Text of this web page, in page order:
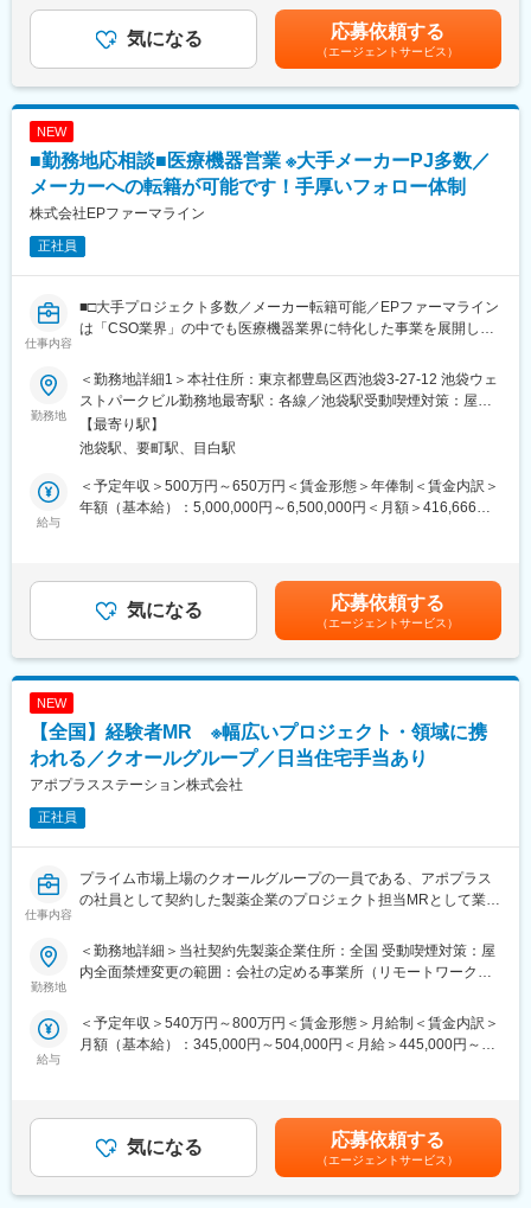
変更の範囲：会社の定める業務
■充実したサポート体制：
配属後は担当マネージャーが丁寧に支援します。日々の仕事の悩
みや、キャリア形成の相談等、伴走者として活躍をサポートしま
す。また知識・スキルレベルを上げるために様々な研修をご用意
しています。
■エリアを跨ぐ転勤なし：
初任地希望だけでなく、エリアを跨いでの転勤はございません。
2ndプロジェクト以降も希望や適性に応じて、アサインを検討い
たします。
■明確な評価制度：
また、在籍年数が増えると永年勤続報奨金や四半期一時金などの
手当もアップします。つまり、やりがいや努力がきちんと報われ
【キャリアパス】
入社後は希望や経験に応じたプロジェクトに配属します。メーカ
ーからオファーを受けた場合、メーカーに転籍することも可能で
す。オファーや延長依頼があったとしても、別のプロジェクトに
談を通じて、その時々に応じたプロジェクトを提示するなどフレ
キシブルにキャリアが形成できます。その他、本社部門（マネー
【業務内容】
大手製薬会社などを中心としたクライアントのプロジェクトへの
配属です。担当エリアの医療機関（開業医、病院）を訪問して、
医師、薬剤師に課題解決するための医薬品情報を提供、副作用情
■新薬のプロモーション
■長期収載品の市場拡大
■ジェネリック医薬品のプロモーション
※プロジェクトの状況によっては、選考保留（ご紹介できるプロジ
変更の範囲：会社の定める業務
支給）※ただし支給条件があります賃金はあくまでも目安の金額で
あり、選考を通じて上下する可能性があります。月給(月額)は固定
手当を含めた表記です。
気になる 応募依頼する
（エージェントサービス）
NEW
■勤務地応相談■医療機器営業 ※大手メーカーPJ多数／
メーカーへの転籍が可能です！手厚いフォロー体制
株式会社EPファーマライン
正社員
仕事内容
■□大手プロジェクト多数／メーカー転籍可能／EPファーマライン
は「CSO業界」の中でも医療機器業界に特化した事業を展開して
■募集概要：
EPファーマラインは「CSO業界」の中でも医療機器業界に特化し
た事業を展開している、国内でも数少ない大手企業です！現在医
療業界での営業経験をお持ちの方を対象に、医療機器の営業担当
を募集しております。
当社では大手メーカーの案件を数多く保有しており、カテーテ
医療業界内でのキャリアアップを考えている方、メーカーへの転
職を視野に入れている方等、全力でサポートいたしますので是非
■優良案件多数／メーカー転籍を支援
他社では見かけないような大手メーカーの案件や最先端製品の案
件を保有しています。また原則、将来的にクライアント先への転
客からの信頼が厚いためです。
CSOは本部のバックアップ体制が何より重要です。1人のプロジ
ェクトマネージャーが管理する営業は約20名程度であり、相談事
も可能です。また、クライアント・社内評価に基いた明確な評価
制度により、キャリアや年収アップに向けた目標を定めやすい環
■基本的に稼働率は100%：常時、待機期間が発生することが無い
よう隙間なくアサインをしています。これも比較的少数規模に抑
えて運営を行っているからこそ実現ができていることであり、強
みの部分です。
勤務地
＜勤務地詳細1＞本社住所：東京都豊島区西池袋3-27-12 池袋ウェ
ストパークビル勤務地最寄駅：各線／池袋駅受動喫煙対策：屋内
全面禁煙＜勤務地詳細2＞全国勤務(希望勤務地考慮)住所：全国に
営業所がございます。配属先は入社後に確定します。希望勤務地
より異なります。）変更の範囲：会社の定める事業所
【最寄り駅】
池袋駅、要町駅、目白駅
給与
＜予定年収＞500万円～650万円＜賃金形態＞年俸制＜賃金内訳＞
年額（基本給）：5,000,000円～6,500,000円＜月額＞416,666円
気になる 応募依頼する
（エージェントサービス）
NEW
【全国】経験者MR ※幅広いプロジェクト・領域に携
われる／クオールグループ／日当住宅手当あり
アポプラスステーション株式会社
正社員
仕事内容
プライム市場上場のクオールグループの一員である、アポプラス
の社員として契約した製薬企業のプロジェクト担当MRとして業務
ックメーカーなどプロジェクトは多岐に渡りますので、今までの
経験を活かせる環境が整っています。
用情報を収集を行っていただきます。
・新薬のプロモーション
※プロジェクトマネージャー、スーパーバイザー(SV)より、日々の
活動についてフォローを受けられる環境です。全国にSVを配置
し、素早くフォローができる体制をとっています。
■組織：約600名のコントラクトMRが在籍しています。社長をは
勤務地
＜勤務地詳細＞当社契約先製薬企業住所：全国 受動喫煙対策：屋
内全面禁煙変更の範囲：会社の定める事業所（リモートワーク含
給与
＜予定年収＞540万円～800万円＜賃金形態＞月給制＜賃金内訳＞
月額（基本給）：345,000円～504,000円＜月給＞445,000円～
す。※その他の手当は「待遇・福利厚生」欄をご参照ください。昇
給：年1回★頑張りに応じて年収UP★赴任先の評価次第で大幅に
年収をUPできます。（年2回業績給改定）賃金はあくまでも目安
の金額であり、選考を通じて上下する可能性があります。月給(月
気になる 応募依頼する
（エージェントサービス）